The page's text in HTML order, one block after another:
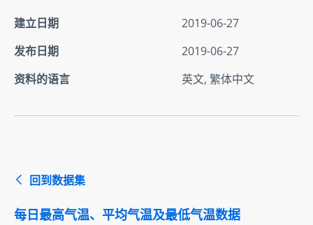
建立日期
2019-06-27
发布日期
2019-06-27
资料的语言
英文, 繁体中文
回到数据集
每日最高气温、平均气温及最低气温数据